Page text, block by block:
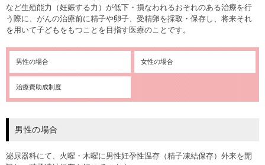
など生殖能力（妊娠する力）が低下・損なわれるおそれのある治療を行
う際に、がんの治療前に精子や卵子、受精卵を採取・保存し、将来それ
を用いて子どもをもつことを目指す医療のことです。
男性の場合 女性の場合
治療費助成制度
男性の場合
泌尿器科にて、火曜・木曜に男性妊孕性温存（精子凍結保存）外来を開